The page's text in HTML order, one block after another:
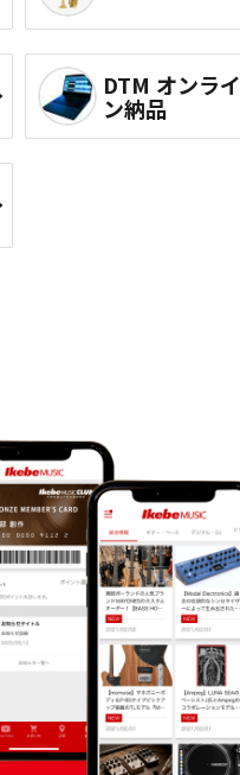
DTM オンライ
ン納品